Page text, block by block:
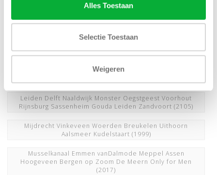
Alles Toestaan
Selectie Toestaan
Weigeren
LodewijkMode SchutzFashion(1999)
(1999)
Konijnendijk Voorwinden JanRozing Schulteherenmode
Leiden Delft Naaldwijk Monster Oegstgeest Voorhout
Rijnsburg Sassenheim Gouda Leiden Zandvoort (2105)
Mijdrecht Vinkeveen Woerden Breukelen Uithoorn
Aalsmeer Kudelstaart (1999)
Musselkanaal Emmen vanDalmode Meppel Assen
Hoogeveen Bergen op Zoom De Meern Only for Men
(2017)